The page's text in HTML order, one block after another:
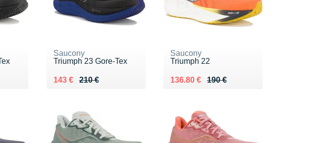
Saucony
Triumph 23 Gore-Tex
210 €
Au lieu de 210 €
143 €
Vendu 143 €
Saucony
Triumph 22
190 €
Au lieu de 190 €
136.80 €
Vendu 136.80 €